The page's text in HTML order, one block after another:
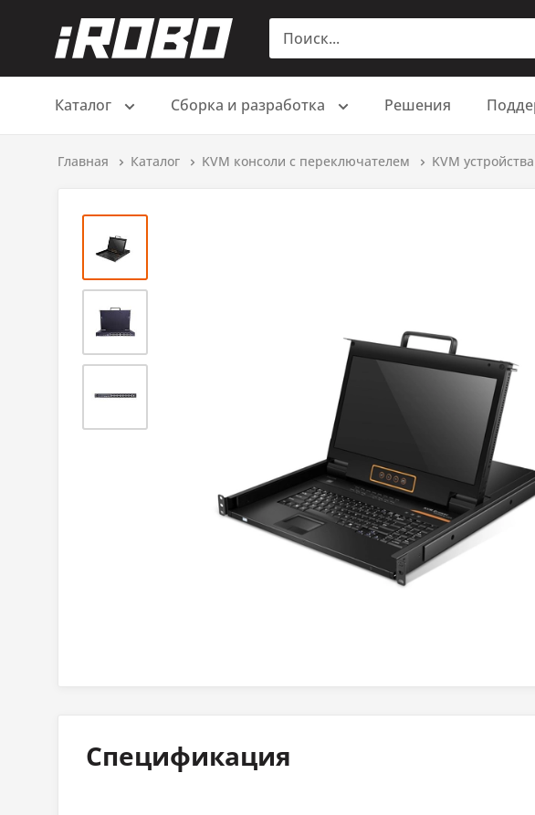
Каталог Сборка и разработка Решения
Главная Каталог KVM консоли с переключателем KVM устройства
Спецификация